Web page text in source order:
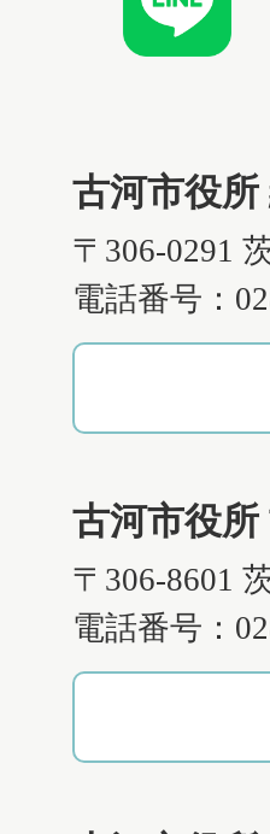
古河市役所
〒306-0291
電話番号：
古河市役所
〒306-8601
電話番号：